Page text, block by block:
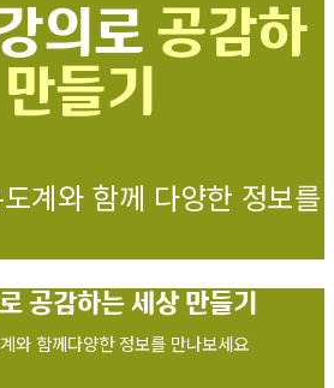
의로 공감하
들기
계와 함께 다양한 정보를
공감하는 세상 만들기
와 함께다양한 정보를 만나보세요